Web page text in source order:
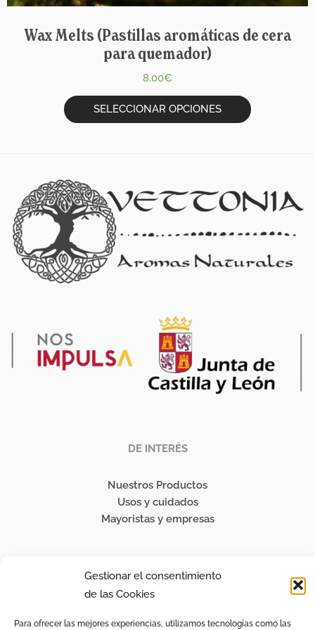
Gestionar el consentimiento
de las Cookies
Para ofrecer las mejores experiencias, utilizamos tecnologías como las
Wax Melts (Pastillas aromáticas de cera
para quemador)
8.00€
SELECCIONAR OPCIONES
DE INTERÉS
Nuestros Productos
Usos y cuidados
Mayoristas y empresas
Instagram